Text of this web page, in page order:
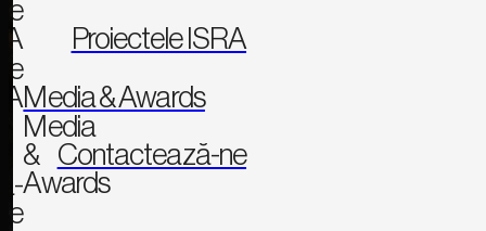
Proiectele ISRA
Media & Awards
Media
&
Awards
Contactează-ne